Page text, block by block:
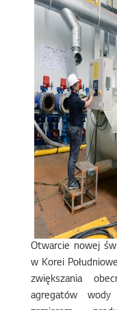
Otwarcie nowej
w Korei
zwiększania
agregatów